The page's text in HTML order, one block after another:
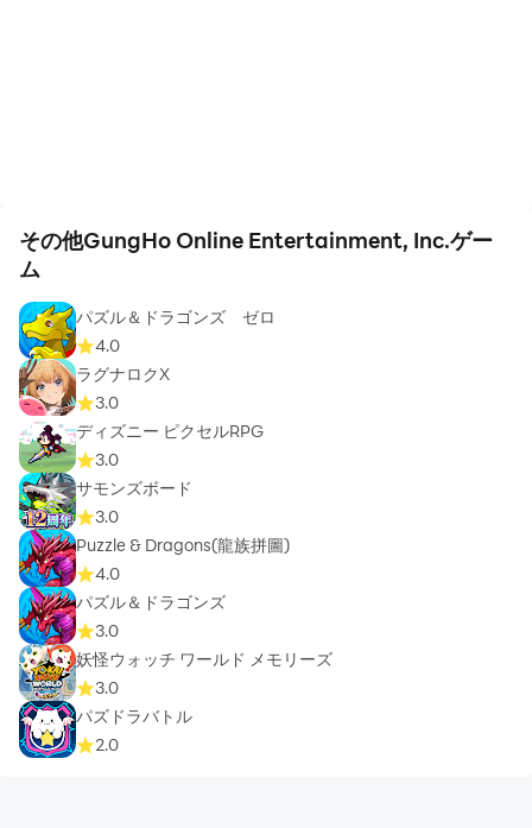
その他GungHo Online Entertainment, Inc.ゲー
ム
パズル＆ドラゴンズ ゼロ
4.0
ラグナロクX
3.0
ディズニー ピクセルRPG
3.0
サモンズボード
3.0
Puzzle & Dragons(龍族拼圖)
4.0
パズル＆ドラゴンズ
3.0
妖怪ウォッチ ワールド メモリーズ
3.0
パズドラバトル
2.0